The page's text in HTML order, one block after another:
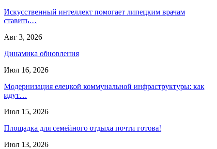
Искусственный интеллект помогает липецким врачам
ставить…
Авг 3, 2026
Динамика обновления
Июл 16, 2026
Модернизация елецкой коммунальной инфраструктуры: как
идут…
Июл 15, 2026
Площадка для семейного отдыха почти готова!
Июл 13, 2026